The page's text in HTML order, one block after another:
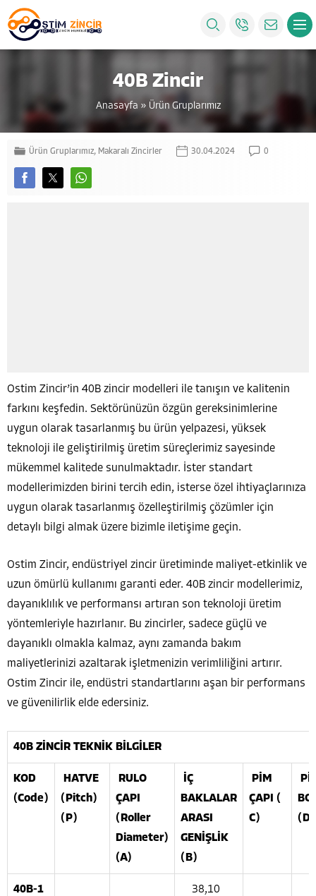
40B Zincir
Anasayfa » Ürün Gruplarımız
Ürün Gruplarımız, Makaralı Zincirler 30.04.2024 0
Ostim Zincir’in 40B zincir modelleri ile tanışın ve kalitenin
farkını keşfedin. Sektörünüzün özgün gereksinimlerine
uygun olarak tasarlanmış bu ürün yelpazesi, yüksek
teknoloji ile geliştirilmiş üretim süreçlerimiz sayesinde
mükemmel kalitede sunulmaktadır. İster standart
modellerimizden birini tercih edin, isterse özel ihtiyaçlarınıza
uygun olarak tasarlanmış özelleştirilmiş çözümler için
detaylı bilgi almak üzere bizimle iletişime geçin.
Ostim Zincir, endüstriyel zincir üretiminde maliyet-etkinlik ve
uzun ömürlü kullanımı garanti eder. 40B zincir modellerimiz,
dayanıklılık ve performansı artıran son teknoloji üretim
yöntemleriyle hazırlanır. Bu zincirler, sadece güçlü ve
dayanıklı olmakla kalmaz, aynı zamanda bakım
maliyetlerinizi azaltarak işletmenizin verimliliğini artırır.
Ostim Zincir ile, endüstri standartlarını aşan bir performans
ve güvenilirlik elde edersiniz.
40B ZİNCİR TEKNİK BİLGİLER
KOD
(Code)
HATVE
(Pitch)
(P)
RULO
ÇAPI
(Roller
Diameter)
(A)
İÇ
BAKLALAR
ARASI
GENİŞLİK
(B)
PİM
ÇAPI (
C)
40B-1
38,10